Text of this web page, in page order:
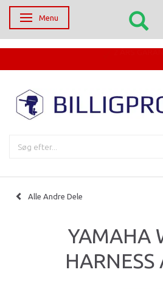
Skifte navigation
Menu
Alle Andre Dele
YAMAHA
HARNESS